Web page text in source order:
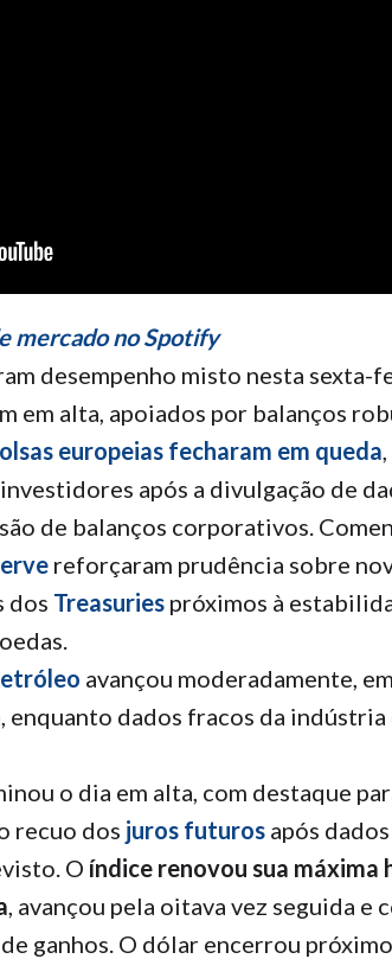
mercado no Spotify
desempenho misto nesta sexta-
em alta, apoiados por balanços
europeias fecharam em queda
após a divulgação de
de balanços corporativos.
reforçaram prudência sobre
dos Treasuriespróximos à
avançou moderadamente,
enquanto dados fracos da
o dia em alta, com destaque
recuo dos juros futurosapós
O índice renovou sua máxima
, avançou pela oitava vez seguida e
ganhos. O dólar encerrou